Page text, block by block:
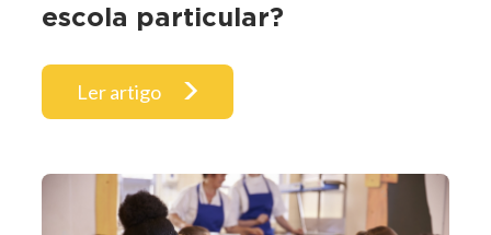
escola particular?
Ler artigo